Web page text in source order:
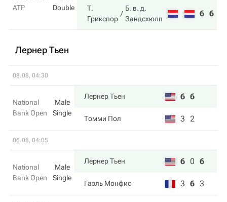
ATP
Double
Т.
Грикспор
Б. в. д.
Зандсхюлп
6 6
Лернер Тьен
08.08, 04:30
National
Bank Open
Male
Single
Лернер Тьен 6 6
Томми Пол 3 2
06.08, 04:05
National
Bank Open
Male
Single
Лернер Тьен 6 0 6
Гаэль Монфис 3 6 3